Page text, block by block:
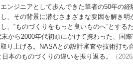
ンジニアとして歩んできた筆者の50年の
、その背景に潜むさまざまな要因を解き
、“ものづくりをもっと良いものへ”とす
末から2000年代初頭にかけて携わった、国
り上げる。NASAとの設計審査や技術打
日本のものづくりの違いを振り返る。
（